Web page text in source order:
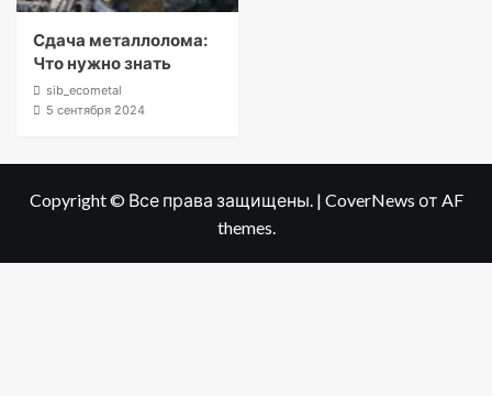
Сдача металлолома:
Что нужно знать
sib_ecometal
5 сентября 2024
Copyright © Все права защищены. | CoverNews от AF
themes.